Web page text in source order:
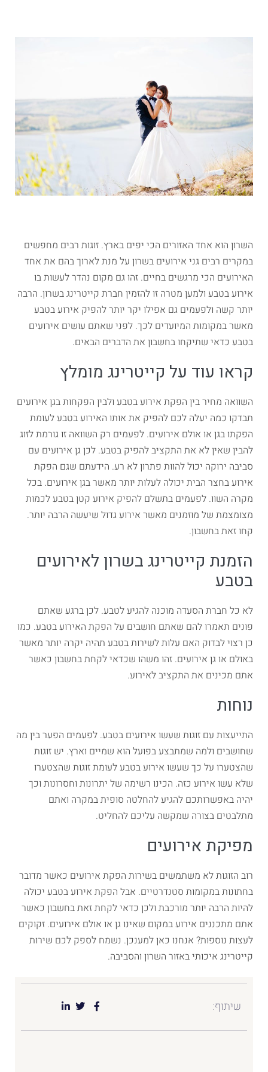
השרון הוא אחד האזורים הכי יפים בארץ. זוגות רבים מחפשים
במקרים רבים גני אירועים בשרון על מנת לארוך בהם את אחד
האירועים הכי מרגשים בחיים. זהו גם מקום נהדר לעשות בו
אירוע בטבע ולמען מטרה זו להזמין חברת קייטרינג בשרון. הרבה
יותר קשה ולפעמים גם אפילו יקר יותר להפיק אירוע בטבע
מאשר במקומות המיועדים לכך. לפני שאתם עושים אירועים
בטבע כדאי שתיקחו בחשבון את הדברים הבאים.
קראו עוד על קייטרינג מומלץ
השוואה מחיר בין הפקת אירוע בטבע ולבין הפקחות בגן אירועים
תבדקו כמה יעלה לכם להפיק את אותו האירוע בטבע לעומת
הפקתו בגן או אולם אירועים. לפעמים רק השוואה זו גורמת לזוג
להבין שאין לא את התקציב להפיק בטבע. לכן גן אירועים עם
סביבה ירוקה יכול להוות פתרון לא רע. הידעתם שגם הפקת
אירוע בחצר הבית יכולה לעלות יותר מאשר בגן אירועים. בכל
מקרה השוו. לפעמים בתשלם להפיק אירוע קטן בטבע לכמות
מצומצמת של מוזמנים מאשר אירוע גדול שיעשה הרבה יותר.
קחו זאת בחשבון.
הזמנת קייטרינג בשרון לאירועים
בטבע
לא כל חברת הסעדה מוכנה להגיע לטבע. לכן ברגע שאתם
פונים תאמרו להם שאתם חושבים על הפקת האירוע בטבע. כמו
כן רצוי לבדוק האם עלות לשירות בטבע תהיה יקרה יותר מאשר
באולם או גן אירועים. זהו משהו שכדאי לקחת בחשבון כאשר
אתם מכינים את התקציב לאירוע.
נוחות
התייעצות עם זוגות שעשו אירועים בטבע. לפעמים הפער בין מה
שחושבים ולמה שמתבצע בפועל הוא שמיים וארץ. יש זוגות
שהצטערו על כך שעשו אירוע בטבע לעומת זוגות שהצטערו
שלא עשו אירוע כזה. הכינו רשימה של יתרונות וחסרונות וכך
יהיה באפשרותכם להגיע להחלטה סופית במקרה ואתם
מתלבטים בצורה שמקשה עליכם להחליט.
מפיקת אירועים
רוב הזוגות לא משתמשים בשירות הפקת אירועים כאשר מדובר
בחתונות במקומות סטנדרטיים. אבל הפקת אירוע בטבע יכולה
להיות הרבה יותר מורכבת ולכן כדאי לקחת זאת בחשבון כאשר
אתם מתכננים אירוע במקום שאינו גן או אולם אירועים. זקוקים
לעצות נוספות? אנחנו כאן למענכן. נשמח לספק לכם שירות
קייטרינג איכותי באזור השרון והסביבה.
שיתוף: